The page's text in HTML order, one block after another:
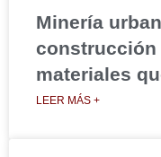
Minería
construcción
materiales
LEER MÁS +